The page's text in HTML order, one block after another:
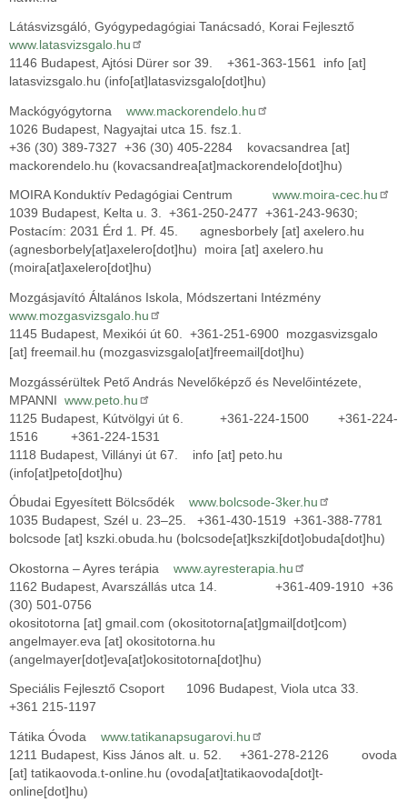
Látásvizsgáló, Gyógypedagógiai Tanácsadó, Korai Fejlesztő
www.latasvizsgalo.hu
1146 Budapest, Ajtósi Dürer sor 39. +361-363-1561 info [at]
latasvizsgalo.hu (info[at]latasvizsgalo[dot]hu)
Mackógyógytorna www.mackorendelo.hu
1026 Budapest, Nagyajtai utca 15. fsz.1.
+36 (30) 389-7327 +36 (30) 405-2284 kovacsandrea [at]
mackorendelo.hu (kovacsandrea[at]mackorendelo[dot]hu)
MOIRA Konduktív Pedagógiai Centrum www.moira-cec.hu
1039 Budapest, Kelta u. 3. +361-250-2477 +361-243-9630;
Postacím: 2031 Érd 1. Pf. 45. agnesborbely [at] axelero.hu
(agnesborbely[at]axelero[dot]hu)
moira [at] axelero.hu
(moira[at]axelero[dot]hu)
Mozgásjavító Általános Iskola, Módszertani Intézmény
www.mozgasvizsgalo.hu
1145 Budapest, Mexikói út 60. +361-251-6900 mozgasvizsgalo
[at] freemail.hu (mozgasvizsgalo[at]freemail[dot]hu)
Mozgássérültek Pető András Nevelőképző és Nevelőintézete,
MPANNI www.peto.hu
1125 Budapest, Kútvölgyi út 6. +361-224-1500 +361-224-
1516 +361-224-1531
1118 Budapest, Villányi út 67. info [at] peto.hu
(info[at]peto[dot]hu)
Óbudai Egyesített Bölcsődék www.bolcsode-3ker.hu
1035 Budapest, Szél u. 23–25. +361-430-1519 +361-388-7781
bolcsode [at] kszki.obuda.hu (bolcsode[at]kszki[dot]obuda[dot]hu)
Okostorna – Ayres terápia www.ayresterapia.hu
1162 Budapest, Avarszállás utca 14. +361-409-1910 +36
(30) 501-0756
okositotorna [at] gmail.com (okositotorna[at]gmail[dot]com)
angelmayer.eva [at] okositotorna.hu
(angelmayer[dot]eva[at]okositotorna[dot]hu)
Speciális Fejlesztő Csoport 1096 Budapest, Viola utca 33.
+361 215-1197
Tátika Óvoda www.tatikanapsugarovi.hu
1211 Budapest, Kiss János alt. u. 52. +361-278-2126 ovoda
[at] tatikaovoda.t-online.hu (ovoda[at]tatikaovoda[dot]t-
online[dot]hu)